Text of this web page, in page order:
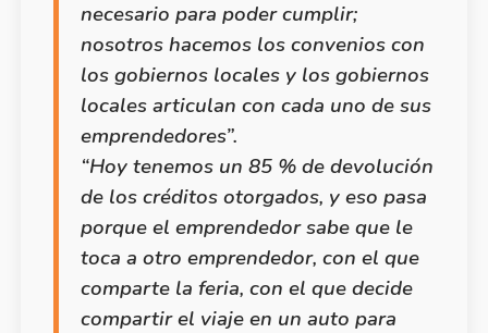
nosotros hacemos los convenios con
los gobiernos locales y los gobiernos
locales articulan con cada uno de sus
emprendedores”.
“Hoy tenemos un 85 % de devolución
de los créditos otorgados, y eso pasa
porque el emprendedor sabe que le
toca a otro emprendedor, con el que
comparte la feria, con el que decide
compartir el viaje en un auto para
poder ahorrar en combustible”